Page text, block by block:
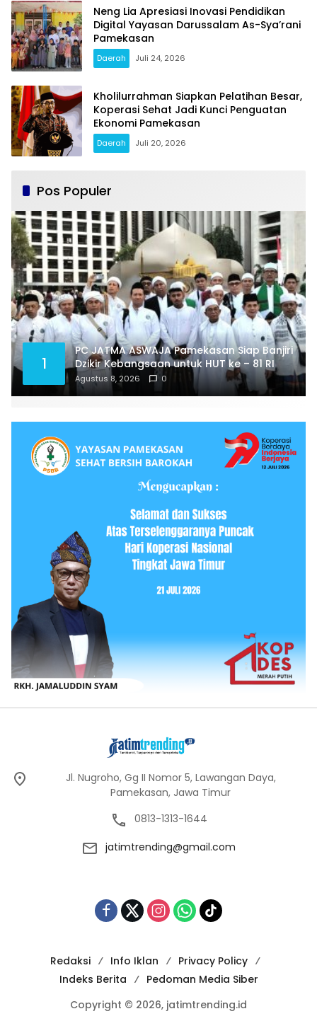
Neng Lia Apresiasi Inovasi Pendidikan
Digital Yayasan Darussalam As-Sya’rani
Pamekasan
Daerah Juli 24, 2026
Kholilurrahman Siapkan Pelatihan Besar,
Koperasi Sehat Jadi Kunci Penguatan
Ekonomi Pamekasan
Daerah Juli 20, 2026
Pos Populer
1
PC JATMA ASWAJA Pamekasan Siap Banjiri
Dzikir Kebangsaan untuk HUT ke – 81 RI
Agustus 8, 2026 0
Jl. Nugroho, Gg II Nomor 5, Lawangan Daya,
Pamekasan, Jawa Timur
0813-1313-1644
jatimtrending@gmail.com
Redaksi Info Iklan
Privacy Policy
Indeks Berita
Pedoman Media Siber
Copyright © 2026, jatimtrending.id